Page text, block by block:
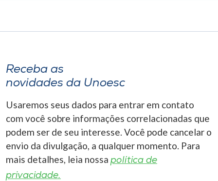
Receba as
novidades da Unoesc
Usaremos seus dados para entrar em contato
com você sobre informações correlacionadas que
podem ser de seu interesse. Você pode cancelar o
envio da divulgação, a qualquer momento. Para
mais detalhes, leia nossa política de
privacidade.